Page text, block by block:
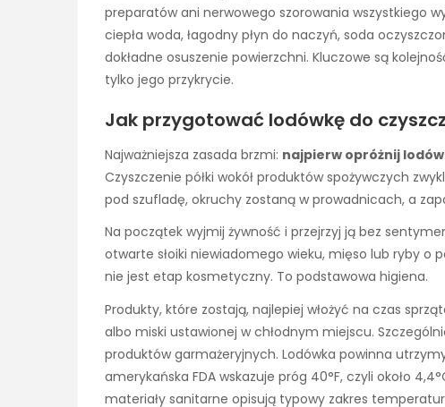
preparatów ani nerwowego szorowania wszystkiego
ciepła woda, łagodny płyn do naczyń, soda
dokładne osuszenie powierzchni. Kluczowe są
tylko jego przykrycie.
Jak przygotować lodówkę do
Najważniejsza zasada brzmi: najpierw opróżnij
Czyszczenie półki wokół produktów spożywczych
pod szufladę, okruchy zostaną w prowadnicach, a
Na początek wyjmij żywność i przejrzyj ją bez
otwarte słoiki niewiadomego wieku, mięso lub ryby o
nie jest etap kosmetyczny. To podstawowa higiena.
Produkty, które zostają, najlepiej włożyć na czas
albo miski ustawionej w chłodnym miejscu.
produktów garmażeryjnych. Lodówka powinna
amerykańska FDA wskazuje próg 40°F, czyli około
materiały sanitarne opisują typowy zakres